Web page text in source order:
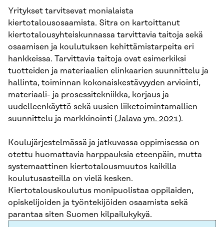
Yritykset tarvitsevat monialaista
kiertotalousosaamista. Sitra on kartoittanut
kiertotalousyhteiskunnassa tarvittavia taitoja sekä
osaamisen ja koulutuksen kehittämistarpeita eri
hankkeissa. Tarvittavia taitoja ovat esimerkiksi
tuotteiden ja materiaalien elinkaarien suunnittelu ja
hallinta, toiminnan kokonaiskestävyyden arviointi,
materiaali- ja prosessitekniikka, korjaus ja
uudelleenkäyttö sekä uusien liiketoimintamallien
suunnittelu ja markkinointi (Jalava ym. 2021).
Koulujärjestelmässä ja jatkuvassa oppimisessa on
otettu huomattavia harppauksia eteenpäin, mutta
systemaattinen kiertotalousmuutos kaikilla
koulutusasteilla on vielä kesken.
Kiertotalouskoulutus monipuolistaa oppilaiden,
opiskelijoiden ja työntekijöiden osaamista sekä
parantaa siten Suomen kilpailukykyä.